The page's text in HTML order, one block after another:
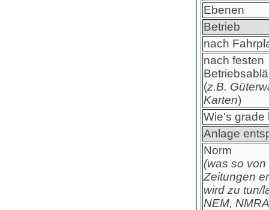
Ebenen
Betrieb
nach
nach festen
(z.B.
Karten)
Wie's grade
Anlage
Norm
(was so
Zeitungen
wird zu tun/
NEM,